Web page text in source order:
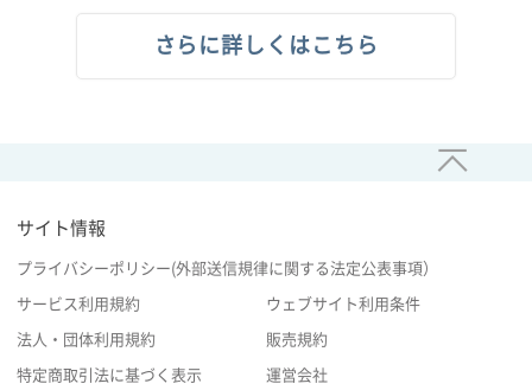
さらに詳しくはこちら
サイト情報
プライバシーポリシー(外部送信規律に関する法定公表事項）
サービス利用規約 ウェブサイト利用条件
法人・団体利用規約 販売規約
特定商取引法に基づく表示 運営会社